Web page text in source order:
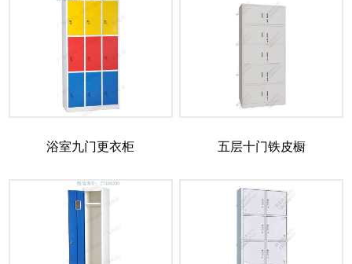
浴室九门更衣柜 五层十门铁皮橱